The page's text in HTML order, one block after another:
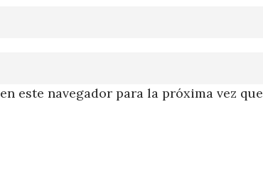
este navegador para la próxima vez que